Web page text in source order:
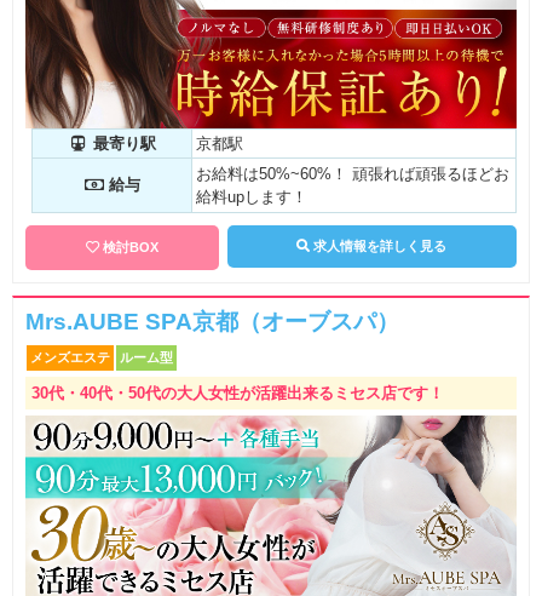
最寄り駅 京都駅
給与
お給料は50%~60%！ 頑張れば頑張るほどお
給料upします！
検討BOX 求人情報を詳しく見る
Mrs.AUBE SPA京都（オーブスパ）
メンズエステ ルーム型
30代・40代・50代の大人女性が活躍出来るミセス店です！